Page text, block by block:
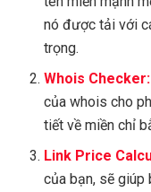
nó được tải với
trọng.
Whois Checker:
của whois cho
tiết về miền chỉ
Link Price
của bạn, sẽ